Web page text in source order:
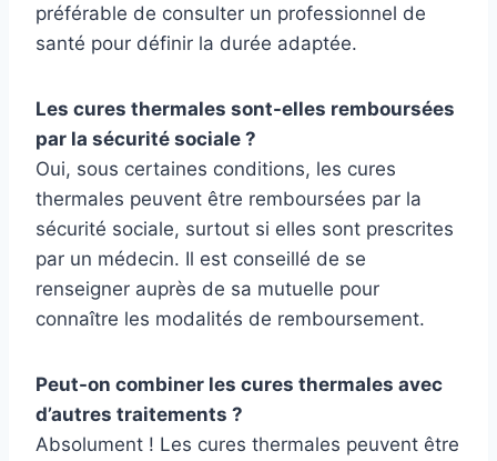
préférable de consulter un professionnel de
santé pour définir la durée adaptée.
Les cures thermales sont-elles remboursées
par la sécurité sociale ?
Oui, sous certaines conditions, les cures
thermales peuvent être remboursées par la
sécurité sociale, surtout si elles sont prescrites
par un médecin. Il est conseillé de se
renseigner auprès de sa mutuelle pour
connaître les modalités de remboursement.
Peut-on combiner les cures thermales avec
d’autres traitements ?
Absolument ! Les cures thermales peuvent être